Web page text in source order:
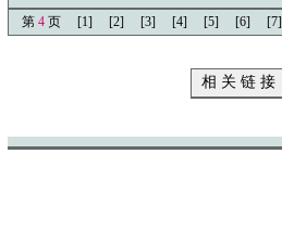
第 4 页 [1] [2] [3] [4] [5] [6] [7]
相 关 链 接